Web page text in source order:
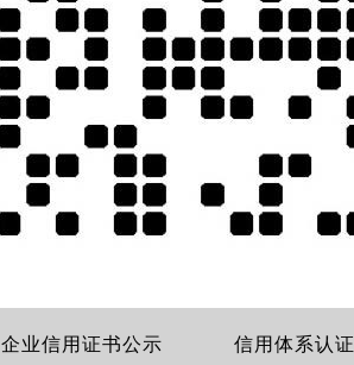
企业信用证书公示 信用体系认证